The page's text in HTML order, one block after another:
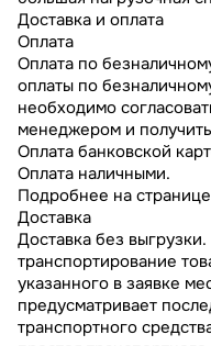
Доставка и оплата
Оплата
Оплата по
оплаты по
необходимо
менеджером и
Оплата банковской
Оплата наличными.
Подробнее на
Доставка
Доставка без
транспортирование
указанного в заявке
предусматривает
транспортного